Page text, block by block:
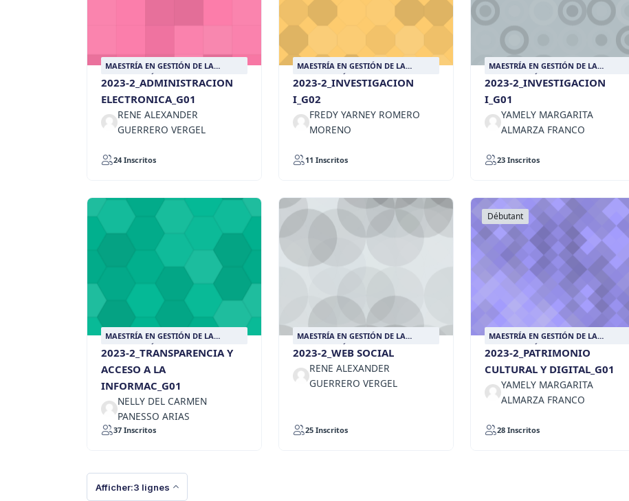
MAESTRÍA EN GESTIÓN DE LA
INFORMACIÓN DOCUMENTAL
2023-2_ADMINISTRACION
ELECTRONICA_G01
RENE ALEXANDER
GUERRERO VERGEL
24 Inscritos
MAESTRÍA EN GESTIÓN DE LA
INFORMACIÓN DOCUMENTAL
2023-2_INVESTIGACION
I_G02
FREDY YARNEY ROMERO
MORENO
11 Inscritos
MAESTRÍA EN GESTIÓN DE LA
INFORMACIÓN DOCUMENTAL
2023-2_INVESTIGACION
I_G01
YAMELY MARGARITA
ALMARZA FRANCO
23 Inscritos
MAESTRÍA EN GESTIÓN DE LA
INFORMACIÓN DOCUMENTAL
2023-2_TRANSPARENCIA Y
ACCESO A LA
INFORMAC_G01
NELLY DEL CARMEN
PANESSO ARIAS
37 Inscritos
MAESTRÍA EN GESTIÓN DE LA
INFORMACIÓN DOCUMENTAL
2023-2_WEB SOCIAL
RENE ALEXANDER
GUERRERO VERGEL
25 Inscritos
Débutant
MAESTRÍA EN GESTIÓN DE LA
INFORMACIÓN DOCUMENTAL
2023-2_PATRIMONIO
CULTURAL Y DIGITAL_G01
YAMELY MARGARITA
ALMARZA FRANCO
28 Inscritos
Afficher:3 lignes